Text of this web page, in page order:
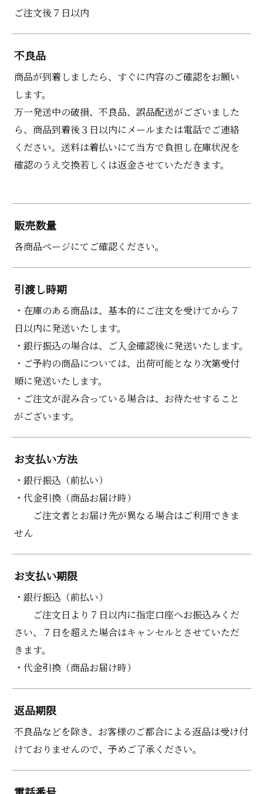
ご注文後７日以内
不良品
商品が到着しましたら、すぐに内容のご確認をお願い
します。
万一発送中の破損、不良品、誤品配送がございました
ら、商品到着後３日以内にメールまたは電話でご連絡
ください。送料は着払いにて当方で負担し在庫状況を
確認のうえ交換若しくは返金させていただきます。
販売数量
各商品ページにてご確認ください。
引渡し時期
・在庫のある商品は、基本的にご注文を受けてから７
日以内に発送いたします。
・銀行振込の場合は、ご入金確認後に発送いたします。
・ご予約の商品については、出荷可能となり次第受付
順に発送いたします。
・ご注文が混み合っている場合は、お待たせすること
がございます。
お支払い方法
・銀行振込（前払い）
・代金引換（商品お届け時）
ご注文者とお届け先が異なる場合はご利用できま
せん
お支払い期限
・銀行振込（前払い）
ご注文日より７日以内に指定口座へお振込みくだ
さい、７日を超えた場合はキャンセルとさせていただ
きます。
・代金引換（商品お届け時）
返品期限
不良品などを除き、お客様のご都合による返品は受け付
けておりませんので、予めご了承ください。